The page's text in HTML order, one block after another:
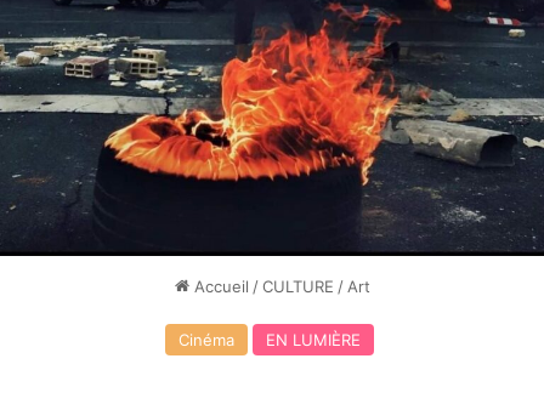
Accueil / CULTURE / Art
Cinéma EN LUMIÈRE